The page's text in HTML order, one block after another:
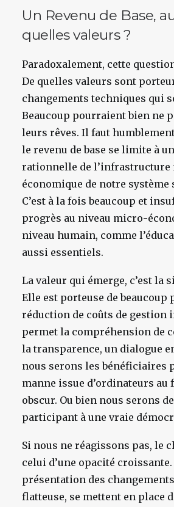
Un Revenu de Base,
quelles valeurs ?
Paradoxalement, cette
De quelles valeurs sont
changements techniques qui
Beaucoup pourraient bien ne
leurs rêves. Il faut
le revenu de base se limite à
rationnelle de l’infrastructure
économique de notre
C’est à la fois beaucoup et
progrès au niveau micro-
niveau humain, comme
aussi essentiels.
La valeur qui émerge, c’est la
Elle est porteuse de beaucoup
réduction de coûts de gestion
permet la compréhension de
la transparence, un dialogue
nous serons les bénéficiaires
manne issue d’ordinateurs
obscur. Ou bien nous serons
participant à une vraie
Si nous ne réagissons pas, le
celui d’une opacité
présentation des
flatteuse, se mettent en place